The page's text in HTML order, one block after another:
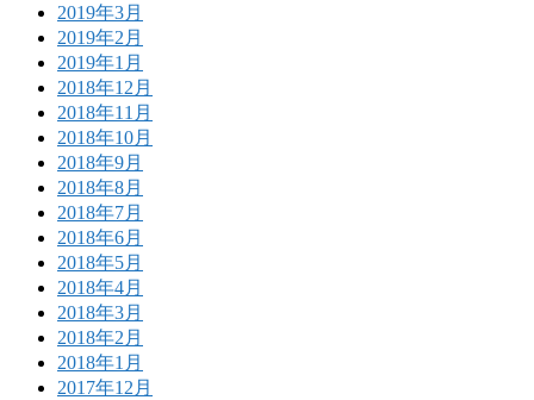
2019年3月
2019年2月
2019年1月
2018年12月
2018年11月
2018年10月
2018年9月
2018年8月
2018年7月
2018年6月
2018年5月
2018年4月
2018年3月
2018年2月
2018年1月
2017年12月